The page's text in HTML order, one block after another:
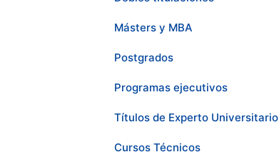
Másters y MBA
Postgrados
Programas ejecutivos
Títulos de Experto Universitario
Cursos Técnicos